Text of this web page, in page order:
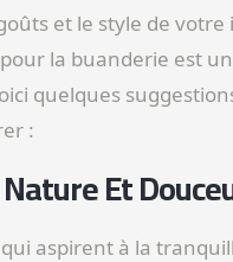
et le style de
la buanderie est
quelques
:
Et
aspirent à la